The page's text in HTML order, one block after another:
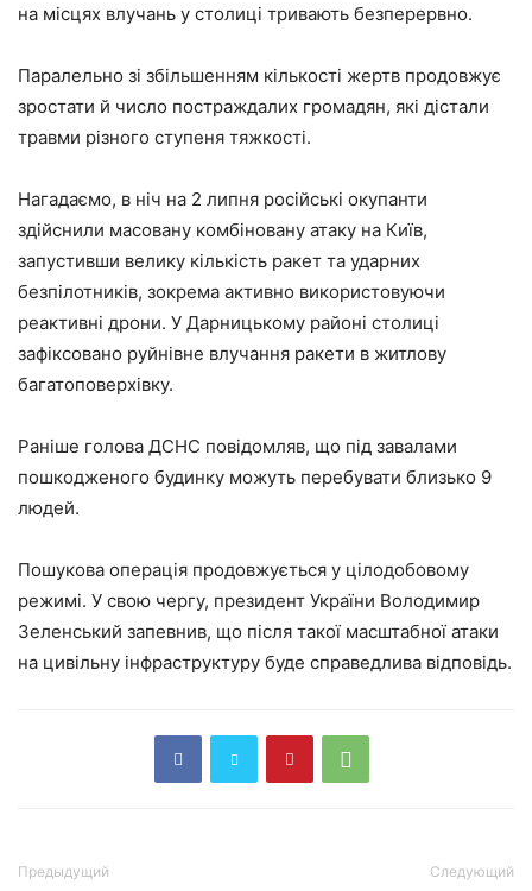
на місцях влучань у столиці тривають безперервно.
Паралельно зі збільшенням кількості жертв продовжує
зростати й число постраждалих громадян, які дістали
травми різного ступеня тяжкості.
Нагадаємо, в ніч на 2 липня російські окупанти
здійснили масовану комбіновану атаку на Київ,
запустивши велику кількість ракет та ударних
безпілотників, зокрема активно використовуючи
реактивні дрони. У Дарницькому районі столиці
зафіксовано руйнівне влучання ракети в житлову
багатоповерхівку.
Раніше голова ДСНС повідомляв, що під завалами
пошкодженого будинку можуть перебувати близько 9
людей.
Пошукова операція продовжується у цілодобовому
режимі. У свою чергу, президент України Володимир
Зеленський запевнив, що після такої масштабної атаки
на цивільну інфраструктуру буде справедлива відповідь.
Предыдущий Следующий